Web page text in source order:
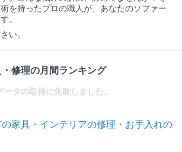
を持ったプロの職人が、あなたのソファー
。
い。
修理の月間ランキング
ータの取得に失敗しました。
家具・インテリアの修理・お手入れの